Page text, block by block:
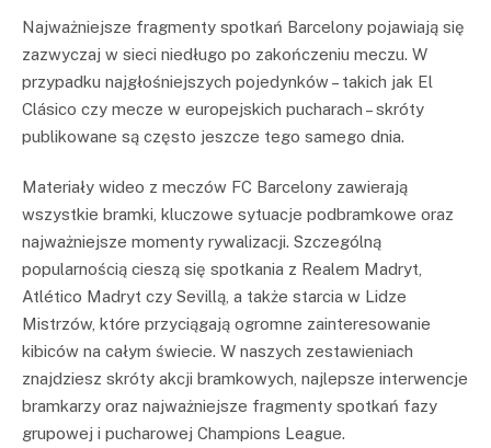
Najważniejsze fragmenty spotkań Barcelony pojawiają się
zazwyczaj w sieci niedługo po zakończeniu meczu. W
przypadku najgłośniejszych pojedynków – takich jak El
Clásico czy mecze w europejskich pucharach – skróty
publikowane są często jeszcze tego samego dnia.
Materiały wideo z meczów FC Barcelony zawierają
wszystkie bramki, kluczowe sytuacje podbramkowe oraz
najważniejsze momenty rywalizacji. Szczególną
popularnością cieszą się spotkania z Realem Madryt,
Atlético Madryt czy Sevillą, a także starcia w Lidze
Mistrzów, które przyciągają ogromne zainteresowanie
kibiców na całym świecie. W naszych zestawieniach
znajdziesz skróty akcji bramkowych, najlepsze interwencje
bramkarzy oraz najważniejsze fragmenty spotkań fazy
grupowej i pucharowej Champions League.